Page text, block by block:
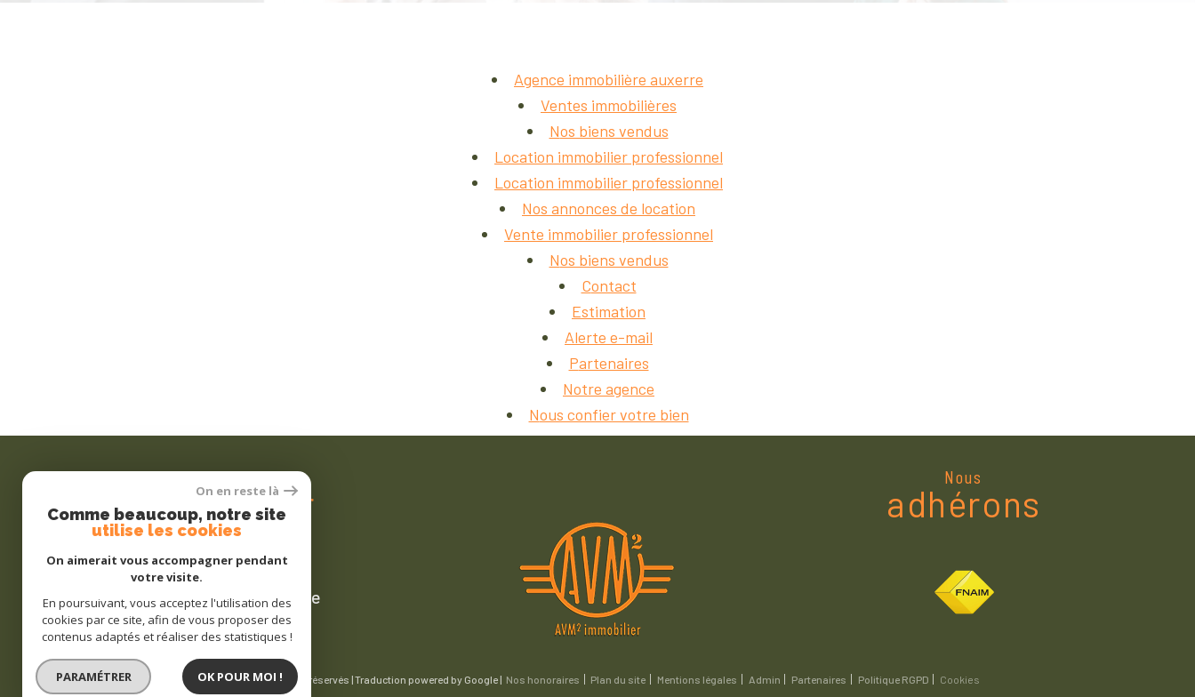
agence immobilière auxerre
ventes immobilières
nos biens vendus
location immobilier professionnel
location immobilier professionnel
nos annonces de location
vente immobilier professionnel
nos biens vendus
contact
estimation
alerte e-mail
partenaires
notre agence
nous confier votre bien
Se
connecter
espace propriétaire
Nous
adhérons
© 2026 | Tous droits réservés | Traduction powered by Google | Nos honoraires Plan du site Mentions légales Admin Partenaires Politique RGPD Cookies
On en reste là
Comme beaucoup, notre site
utilise les cookies
On aimerait vous accompagner pendant
votre visite.
En poursuivant, vous acceptez l'utilisation des
cookies par ce site, afin de vous proposer des
contenus adaptés et réaliser des statistiques !
PARAMÉTRER OK POUR MOI !